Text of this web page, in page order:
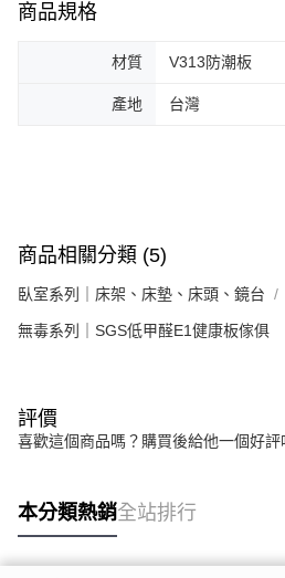
商品規格
材質 V313防潮板
產地 台灣
商品相關分類 (5)
臥室系列｜床架、床墊、床頭、鏡台
無毒系列｜SGS低甲醛E1健康板傢俱
評價
喜歡這個商品嗎？購買後給他一個好評
本分類熱銷全站排行